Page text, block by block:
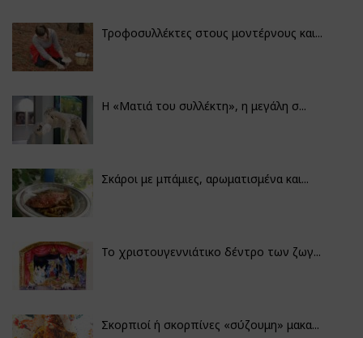
Τροφοσυλλέκτες στους μοντέρνους και...
H «Ματιά του συλλέκτη», η μεγάλη σ...
Σκάροι με μπάμιες, αρωματισμένα και...
Το χριστουγεννιάτικο δέντρο των ζωγ...
Σκορπιοί ή σκορπίνες «σύζουμη» μακα...